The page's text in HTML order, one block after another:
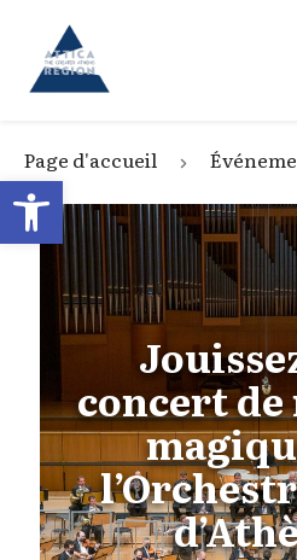
Open toolbar
Go to home
Page d'accueil
concert